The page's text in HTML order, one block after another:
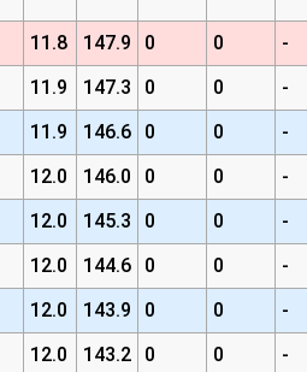
11.8 147.9 0 0
-
11.9 147.3 0 0
-
11.9 146.6 0 0
-
12.0 146.0 0 0
-
12.0 145.3 0 0
-
12.0 144.6 0 0
-
12.0 143.9 0 0
-
12.0 143.2 0 0 -